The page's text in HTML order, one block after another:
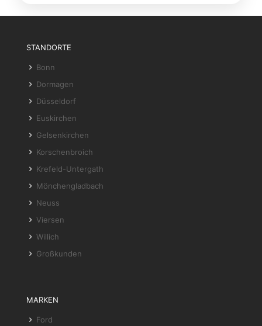
STANDORTE
Bonn
Dormagen
Düsseldorf
Euskirchen
Gelsenkirchen
Korschenbroich
Krefeld-Untergath
Mönchengladbach
Neuss
Viersen
Willich
Großkunden
MARKEN
Ford